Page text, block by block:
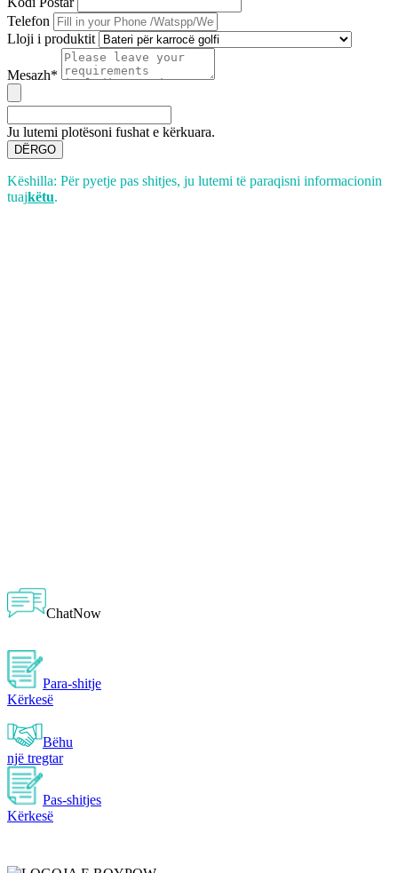
Telefon
Lloji i produktit
Mesazh*
Ju lutemi plotësoni fushat e kërkuara.
DËRGO
Këshilla: Për pyetje pas shitjes, ju lutemi të paraqisni informacionin
tuajkëtu.
ChatNow
Para-shitje
Kërkesë
Bëhu
një tregtar
Pas-shitjes
Kërkesë